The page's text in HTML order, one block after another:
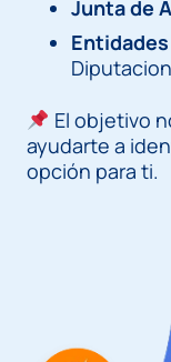
Junta de
El objetivo
ayudarte a
opción para ti.